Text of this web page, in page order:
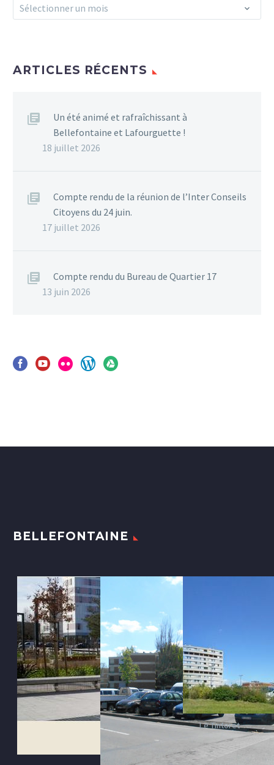
Archives
Sélectionner un mois
ARTICLES RÉCENTS
Un été animé et rafraîchissant à
Bellefontaine et Lafourguette !
18 juillet 2026
Compte rendu de la réunion de l’Inter Conseils
Citoyens du 24 juin.
17 juillet 2026
Compte rendu du Bureau de Quartier 17
13 juin 2026
BELLEFONTAINE
Le Tintoret